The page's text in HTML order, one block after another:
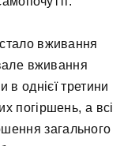
вживання
вживання
в однієї третини
погіршень, а всі
загального